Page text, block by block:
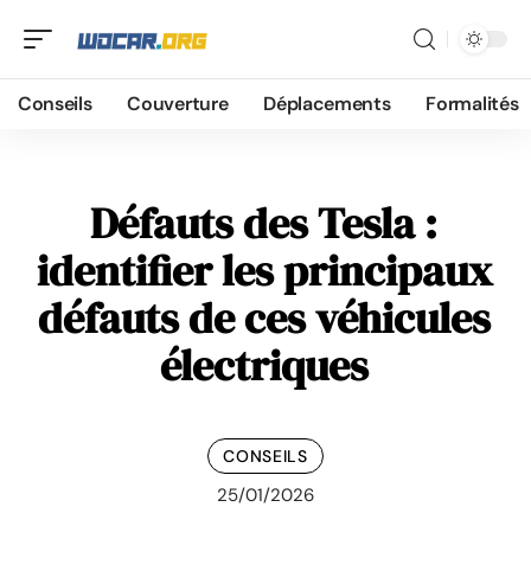
Conseils Couverture Déplacements Formalités
Défauts des Tesla :
identifier les principaux
défauts de ces véhicules
électriques
CONSEILS
25/01/2026